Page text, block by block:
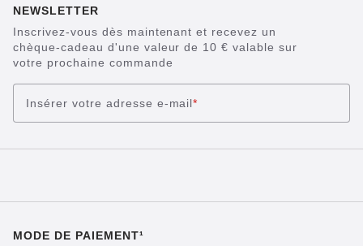
NEWSLETTER
Inscrivez-vous dès maintenant et recevez un
chèque-cadeau d'une valeur de 10 € valable sur
votre prochaine commande
Insérer votre adresse e-mail*
MODE DE PAIEMENT¹